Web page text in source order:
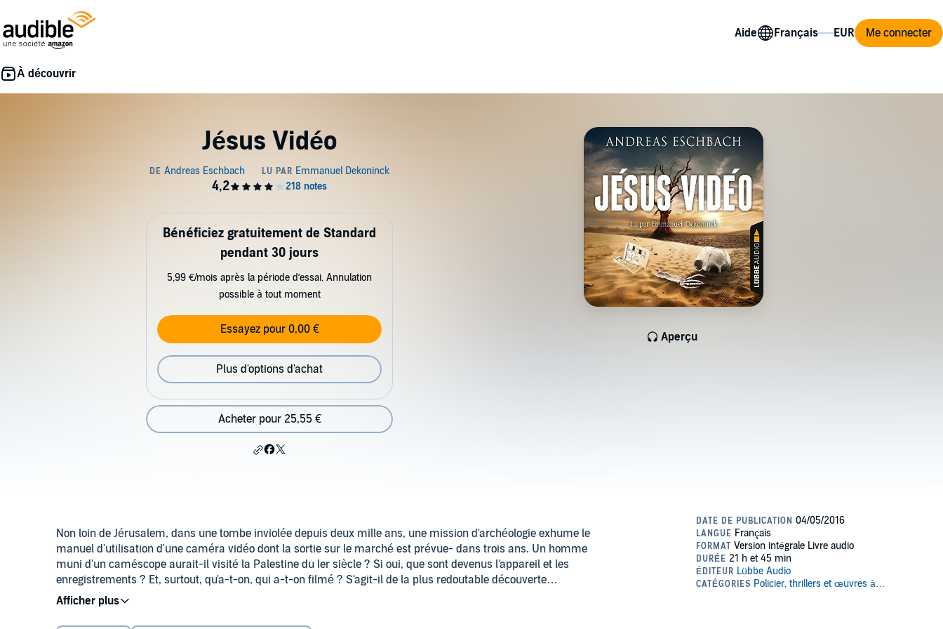
Aide Me connecter
Jésus Vidéo
Aperçu
Bénéficiez gratuitement de Standard
pendant 30 jours
5,99 €/mois après la période d’essai. Annulation
possible à tout moment
Essayez pour 0,00 €
Plus d'options d'achat
Acheter pour 25,55 €
Non loin de Jérusalem, dans une tombe inviolée depuis deux mille ans, une mission d'archéologie exhume le
manuel d'utilisation d'une caméra vidéo dont la sortie sur le marché est prévue- dans trois ans. Un homme
muni d'un caméscope aurait-il visité la Palestine du Ier siècle ? Si oui, que sont devenus l'appareil et les
enregistrements ? Et, surtout, qu'a-t-on, qui a-t-on filmé ? S'agit-il de la plus redoutable découverte
archéologique de tous les temps ou d'un canular de génie ?